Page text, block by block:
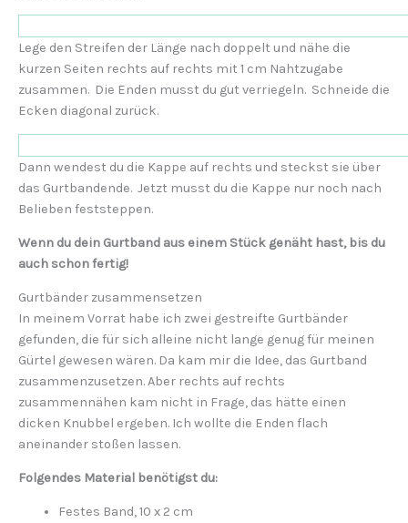
Lege den Streifen der Länge nach doppelt und nähe die
kurzen Seiten rechts auf rechts mit 1 cm Nahtzugabe
zusammen. Die Enden musst du gut verriegeln. Schneide die
Ecken diagonal zurück.
Dann wendest du die Kappe auf rechts und steckst sie über
das Gurtbandende. Jetzt musst du die Kappe nur noch nach
Belieben feststeppen.
Wenn du dein Gurtband aus einem Stück genäht hast, bis du
auch schon fertig!
Gurtbänder zusammensetzen
In meinem Vorrat habe ich zwei gestreifte Gurtbänder
gefunden, die für sich alleine nicht lange genug für meinen
Gürtel gewesen wären. Da kam mir die Idee, das Gurtband
zusammenzusetzen. Aber rechts auf rechts
zusammennähen kam nicht in Frage, das hätte einen
dicken Knubbel ergeben. Ich wollte die Enden flach
aneinander stoßen lassen.
Folgendes Material benötigst du:
Festes Band, 10 x 2 cm